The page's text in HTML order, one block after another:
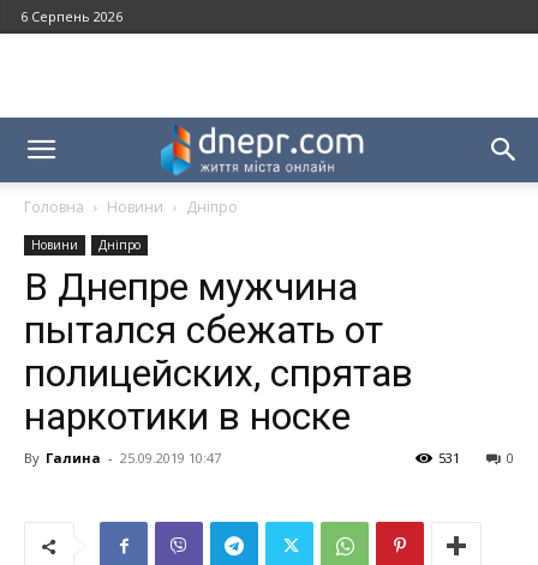
6 Серпень 2026
Головна Новини Дніпро
Новини Дніпро
В Днепре мужчина
пытался сбежать от
полицейских, спрятав
наркотики в носке
By Галина - 25.09.2019 10:47 0
531